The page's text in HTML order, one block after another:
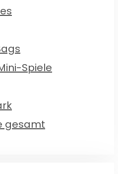
Spiele
gesamt